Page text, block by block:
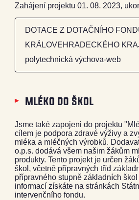
Zahájení projektu 01. 08. 2023,
DOTACE Z DOTAČNÍHO
KRÁLOVEHRADECKÉHO
polytechnická výchova-web
mléko do škol
Jsme také zapojeni do projektu
cílem je podpora zdravé výživy a
mléka a mléčných výrobků.
o.p.s. dodává všem našim žákům
produkty. Tento projekt je určen
škol, včetně přípravných tříd
přípravného stupně základních
informací získáte na stránkách
intervenčního fondu.